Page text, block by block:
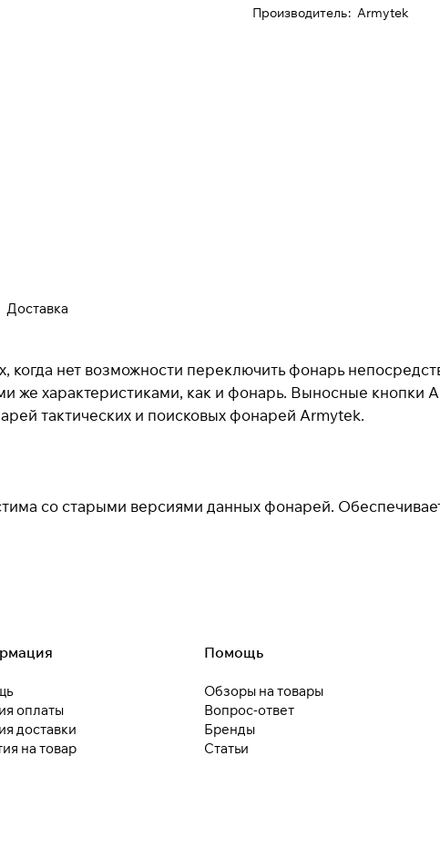
Производитель: Armytek
Доставка
когда нет возможности переключить фонарь
же характеристиками, как и фонарь. Выносные
тактических и поисковых фонарей Armytek.
со старыми версиями данных фонарей.
Оставшиеся % будут списываться
с вашей картыпо25%каждые 2
Остались вопросы?
8 800 302-02-51
оплаты
доставки
на товар
Помощь
Обзоры на товары
Вопрос-ответ
Бренды
Статьи